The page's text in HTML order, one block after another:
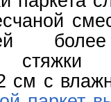
см с